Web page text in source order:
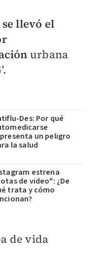
llevó el
urbana
Des: Por qué
un peligro
la salud
estrena
de video": ¿De
trata y cómo
de vida